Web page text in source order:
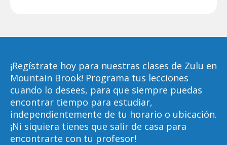
¡Regístrate hoy para nuestras clases de Zulu en
Mountain Brook! Programa tus lecciones
cuando lo desees, para que siempre puedas
encontrar tiempo para estudiar,
independientemente de tu horario o ubicación.
¡Ni siquiera tienes que salir de casa para
encontrarte con tu profesor!